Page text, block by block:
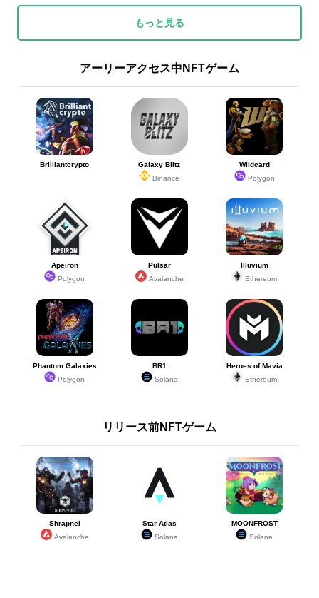
もっと見る
アーリーアクセス中NFTゲーム
Brilliantcrypto
Galaxy Blitz
Binance
Wildcard
Polygon
Apeiron
Polygon
Pulsar
Avalanche
Illuvium
Ethereum
Phantom Galaxies
Polygon
BR1
Solana
Heroes of Mavia
Ethereum
リリース前NFTゲーム
Shrapnel
Avalanche
Star Atlas
Solana
MOONFROST
Solana